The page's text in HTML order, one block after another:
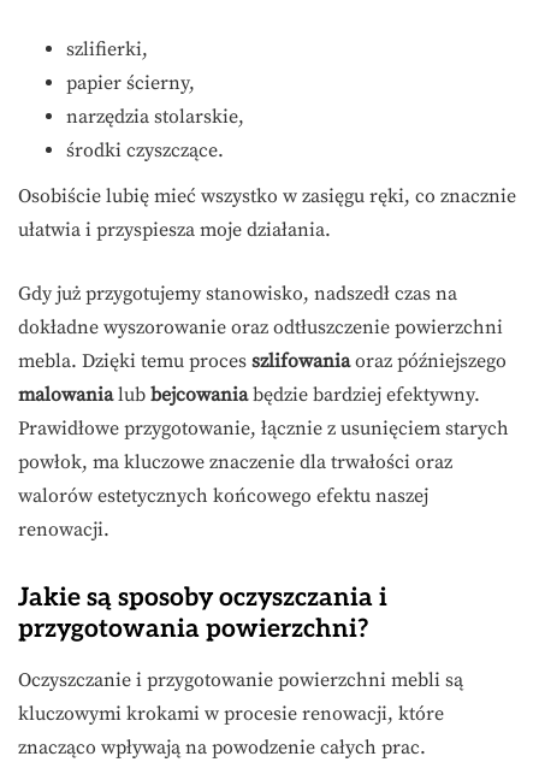
szlifierki,
papier ścierny,
narzędzia stolarskie,
środki czyszczące.
Osobiście lubię mieć wszystko w zasięgu ręki, co znacznie
ułatwia i przyspiesza moje działania.
Gdy już przygotujemy stanowisko, nadszedł czas na
dokładne wyszorowanie oraz odtłuszczenie powierzchni
mebla. Dzięki temu proces szlifowaniaoraz późniejszego
malowanialub bejcowaniabędzie bardziej efektywny.
Prawidłowe przygotowanie, łącznie z usunięciem starych
powłok, ma kluczowe znaczenie dla trwałości oraz
walorów estetycznych końcowego efektu naszej
renowacji.
Jakie są sposoby oczyszczania i
przygotowania powierzchni?
Oczyszczanie i przygotowanie powierzchni mebli są
kluczowymi krokami w procesie renowacji, które
znacząco wpływają na powodzenie całych prac.